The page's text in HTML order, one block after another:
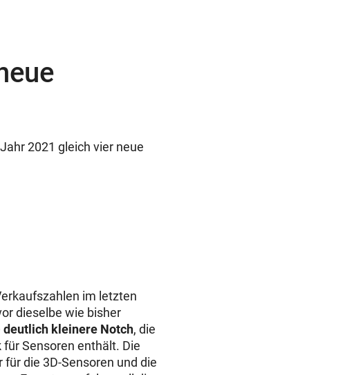
2021 gleich vier neue
im letzten
dieselbe wie bisher
deutlich kleinere Notch, die
Sensoren enthält. Die
die 3D-Sensoren und die